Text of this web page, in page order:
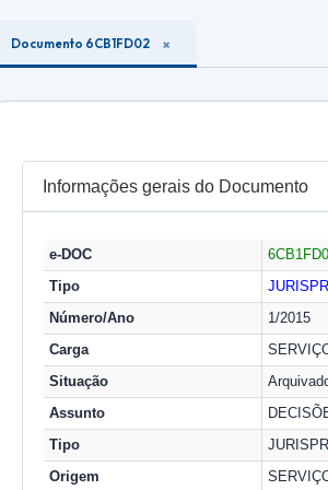
Documento 6CB1FD02
Informações gerais do Documento
e-DOC
Tipo
Número/Ano
1/2015
Carga
Situação
Assunto
Tipo
Origem